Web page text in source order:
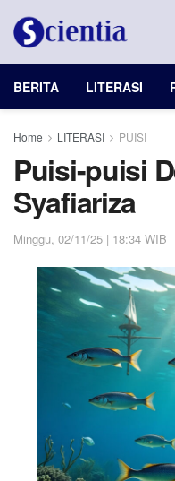
BERITA LITERASI
Home LITERASI PUISI
Puisi-puisi
Syafiariza
Minggu, 02/11/25 | 18:34 WIB